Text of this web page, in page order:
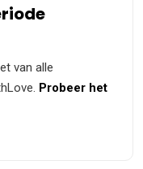
van alle
Probeer het